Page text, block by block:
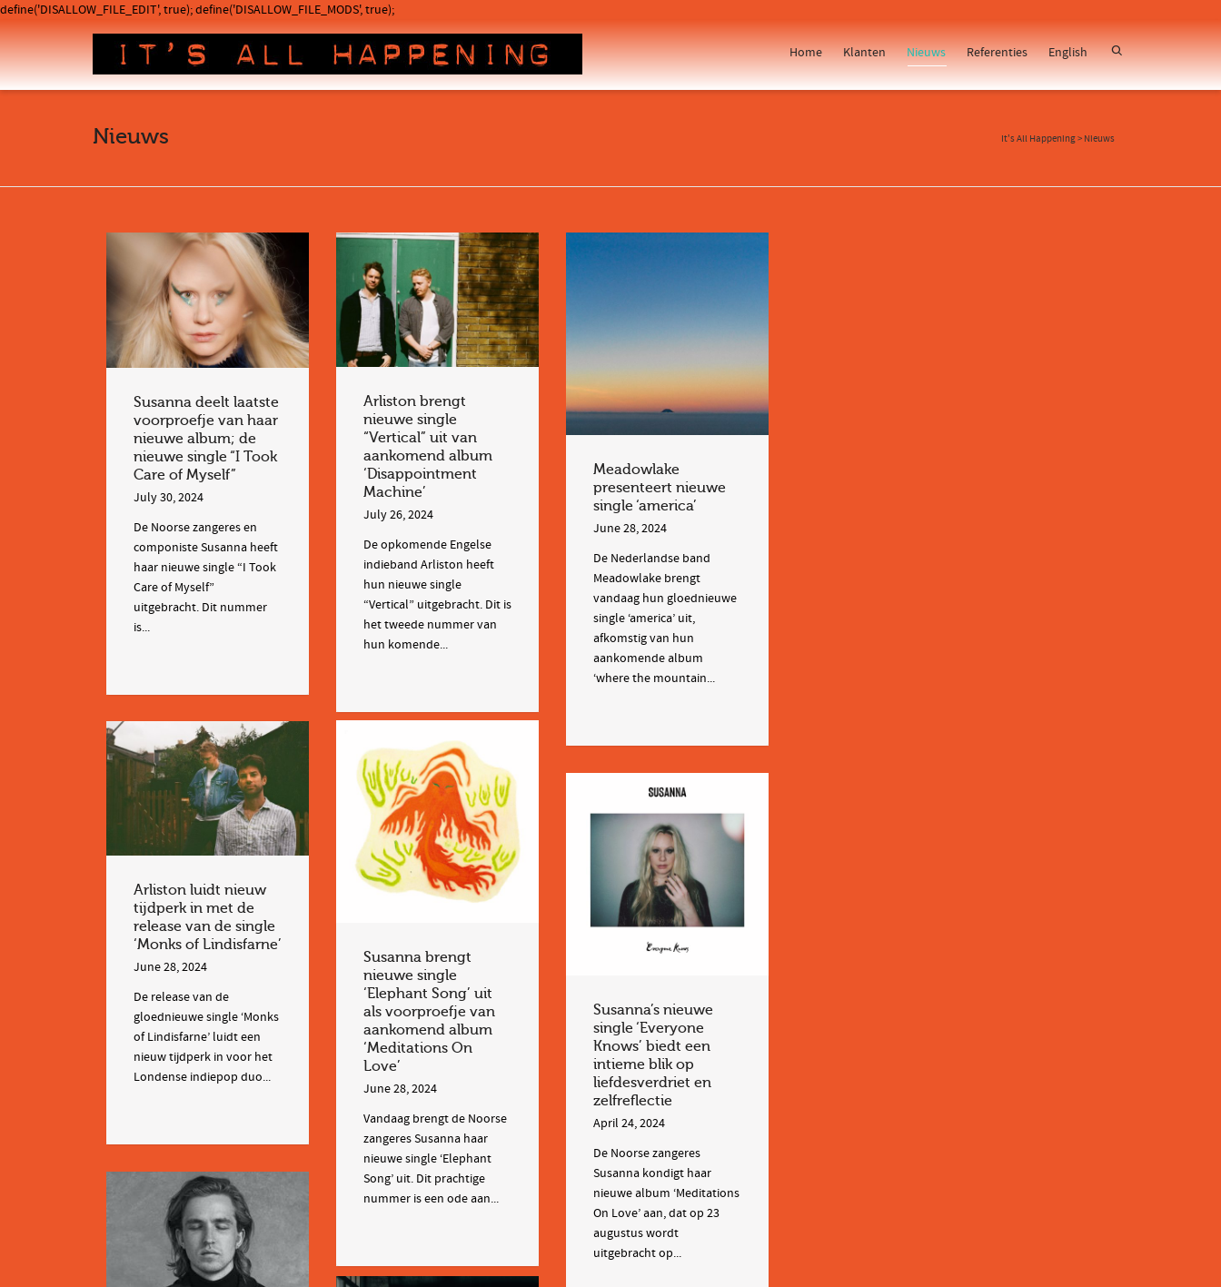
define('DISALLOW_FILE_EDIT', true); define('DISALLOW_FILE_MODS', true);
Home Klanten Nieuws Referenties English
Nieuws It's All Happening> Nieuws
Susanna deelt laatste
voorproefje van haar
nieuwe album; de
nieuwe single “I Took
Care of Myself”
July 30, 2024
De Noorse zangeres en
componiste Susanna heeft
haar nieuwe single “I Took
Care of Myself”
uitgebracht. Dit nummer
is...
Arliston brengt
nieuwe single
“Vertical” uit van
aankomend album
‘Disappointment
Machine’
July 26, 2024
De opkomende Engelse
indieband Arliston heeft
hun nieuwe single
“Vertical” uitgebracht. Dit is
het tweede nummer van
hun komende...
Meadowlake
presenteert nieuwe
single ‘america’
June 28, 2024
De Nederlandse band
Meadowlake brengt
vandaag hun gloednieuwe
single ‘america’ uit,
afkomstig van hun
aankomende album
‘where the mountain...
Susanna brengt
nieuwe single
‘Elephant Song’ uit
als voorproefje van
aankomend album
‘Meditations On
Love’
June 28, 2024
Vandaag brengt de Noorse
zangeres Susanna haar
nieuwe single ‘Elephant
Song’ uit. Dit prachtige
nummer is een ode aan...
Arliston luidt nieuw
tijdperk in met de
release van de single
‘Monks of Lindisfarne’
June 28, 2024
De release van de
gloednieuwe single ‘Monks
of Lindisfarne’ luidt een
nieuw tijdperk in voor het
Londense indiepop duo...
Susanna’s nieuwe
single ‘Everyone
Knows’ biedt een
intieme blik op
liefdesverdriet en
zelfreflectie
April 24, 2024
De Noorse zangeres
Susanna kondigt haar
nieuwe album ‘Meditations
On Love’ aan, dat op 23
augustus wordt
uitgebracht op...